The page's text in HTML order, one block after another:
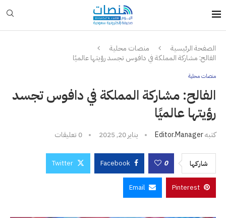
الصفحة الرئيسية
منصات محلية
الفالح: مشاركة المملكة في دافوس تجسد رؤيتها عالميًا
منصات محلية
الفالح: مشاركة المملكة في دافوس تجسد
رؤيتها عالميًا
كتبهEditor.manager يناير 20, 2025 0 تعليقات
شاركها 0
Facebook
Twitter
Pinterest
Email